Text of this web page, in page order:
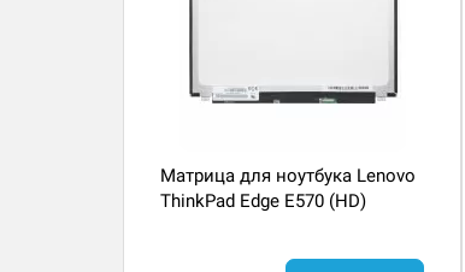
Матрица для ноутбука Lenovo
ThinkPad Edge E570 (HD)